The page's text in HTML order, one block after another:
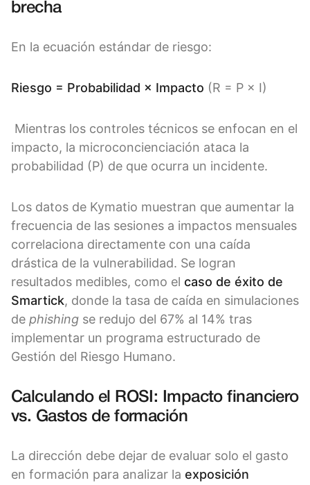
brecha
En la ecuación estándar de riesgo:
Riesgo = Probabilidad × Impacto (R = P × I)
Mientras los controles técnicos se enfocan en el
impacto, la microconcienciación ataca la
probabilidad (P) de que ocurra un incidente.
Los datos de Kymatio muestran que aumentar la
frecuencia de las sesiones a impactos mensuales
correlaciona directamente con una caída
drástica de la vulnerabilidad. Se logran
resultados medibles, como el caso de éxito de
Smartick, donde la tasa de caída en simulaciones
de phishing se redujo del 67% al 14% tras
implementar un programa estructurado de
Gestión del Riesgo Humano.
Calculando el ROSI: Impacto financiero
vs. Gastos de formación
La dirección debe dejar de evaluar solo el gasto
en formación para analizar la exposición